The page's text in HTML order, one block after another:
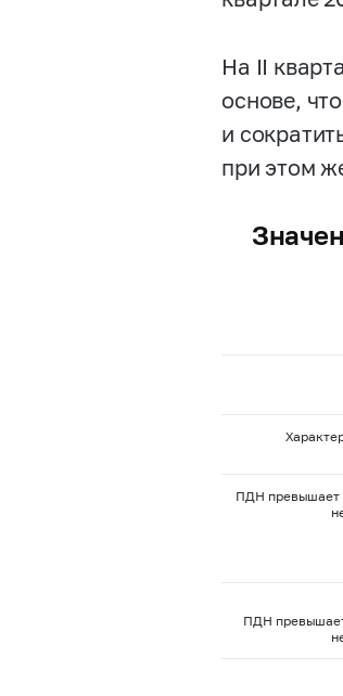
На II
основе,
и
при этом
ПДН превышает
ПДН